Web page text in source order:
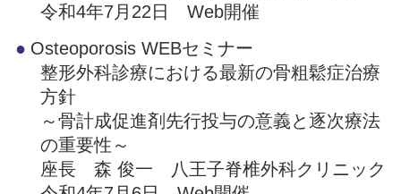
令和4年7月22日 Web開催
Osteoporosis WEBセミナー
整形外科診療における最新の骨粗鬆症治療
方針
～骨計成促進剤先行投与の意義と逐次療法
の重要性～
座長 森 俊一 八王子脊椎外科クリニック